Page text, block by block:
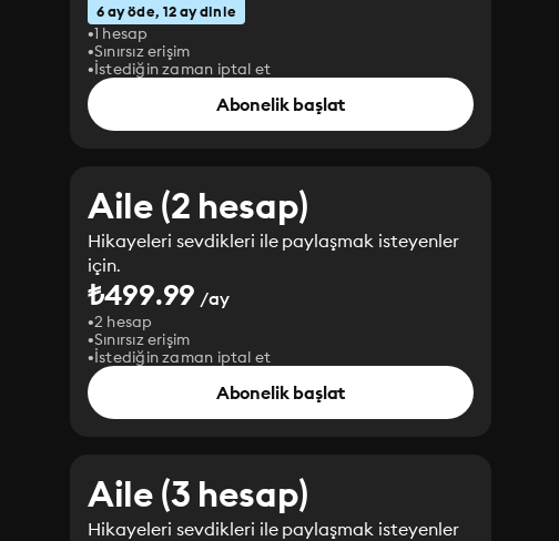
6 ay öde, 12 ay dinle
1 hesap
Sınırsız erişim
İstediğin zaman iptal et
Abonelik başlat
Aile (2 hesap)
Hikayeleri sevdikleri ile paylaşmak isteyenler
için.
₺499.99 /ay
2 hesap
Sınırsız erişim
İstediğin zaman iptal et
Abonelik başlat
Aile (3 hesap)
Hikayeleri sevdikleri ile paylaşmak isteyenler